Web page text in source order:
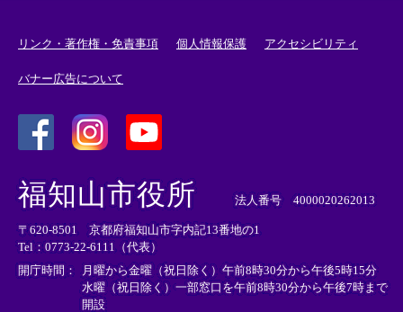
リンク・著作権・免責事項 個人情報保護 アクセシビリティ
バナー広告について
外
部
リ
ン
ク
＞
外
リ
ン
ク
＞
外
部
ン
ク
＞
福知山市役所 法人番号 4000020262013
〒620-8501 京都府福知山市字内記13番地の1
Tel：0773-22-6111（代表）
開庁時間：
月曜から金曜（祝日除く）午前8時30分から午後5時15分
水曜（祝日除く）一部窓口を午前8時30分から午後7時まで
開設